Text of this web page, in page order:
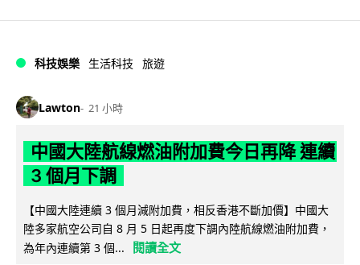
科技娛樂 生活科技 旅遊
Lawton 21 小時
中國大陸航線燃油附加費今日再降 連續
3 個月下調
【中國大陸連續 3 個月減附加費，相反香港不斷加價】中國大
陸多家航空公司自 8 月 5 日起再度下調內陸航線燃油附加費，
為年內連續第 3 個...
閱讀全文